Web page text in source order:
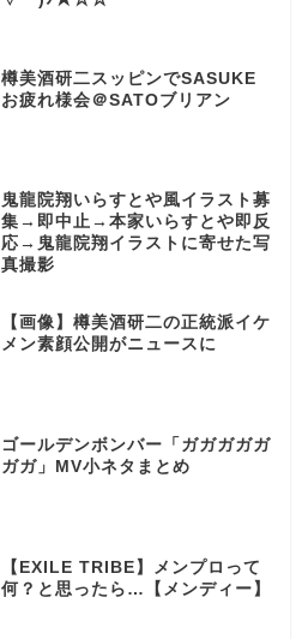
樽美酒研二スッピンでSASUKE
お疲れ様会＠SATOブリアン
鬼龍院翔いらすとや風イラスト募
集→即中止→本家いらすとや即反
応→鬼龍院翔イラストに寄せた写
真撮影
【画像】樽美酒研二の正統派イケ
メン素顔公開がニュースに
ゴールデンボンバー「ガガガガガ
ガガ」MV小ネタまとめ
【EXILE TRIBE】メンプロって
何？と思ったら…【メンディー】